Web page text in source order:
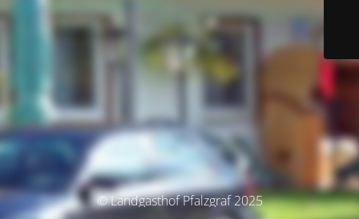
© Landgasthof Pfalzgraf 2025